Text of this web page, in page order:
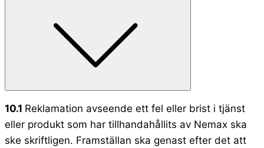
10.1 Reklamation avseende ett fel eller brist i tjänst
eller produkt som har tillhandahållits av Nemax ska
ske skriftligen. Framställan ska genast efter det att